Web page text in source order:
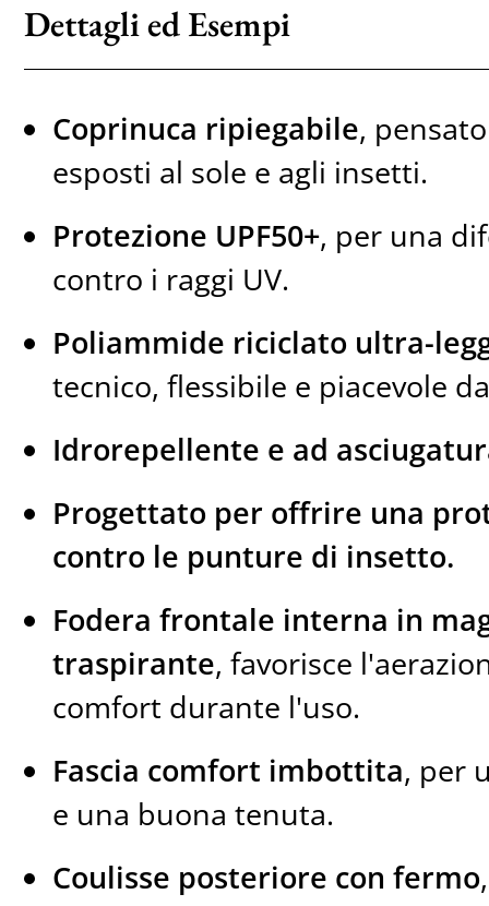
Dettagli ed Esempi
Coprinuca ripiegabile,
esposti al sole e agli insetti.
Protezione UPF50+, per una
contro i raggi UV.
Poliammide riciclato ultra-
tecnico, flessibile e piacevole
Idrorepellente e ad
Progettato per offrire una
contro le punture di insetto.
Fodera frontale interna in
traspirante, favorisce
comfort durante l'uso.
Fascia comfort imbottita, per
e una buona tenuta.
Coulisse posteriore con fermo